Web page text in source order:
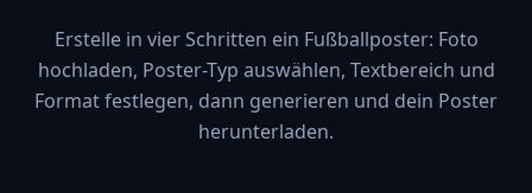
Erstelle in vier Schritten ein Fußballposter: Foto
hochladen, Poster-Typ auswählen, Textbereich und
Format festlegen, dann generieren und dein Poster
herunterladen.